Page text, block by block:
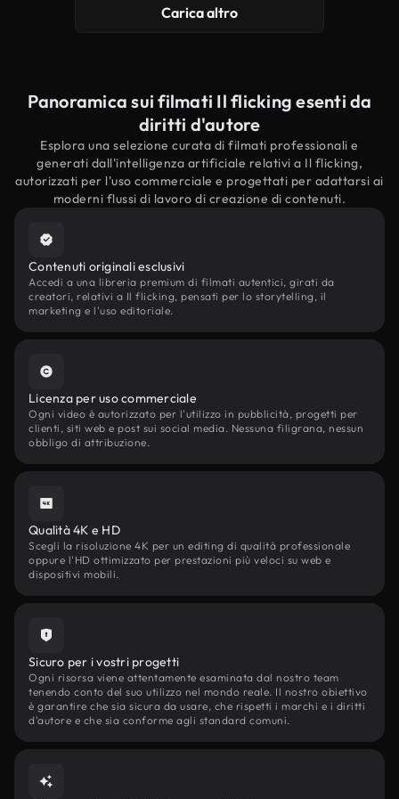
Carica altro
Panoramica sui filmati Il flicking esenti da
diritti d'autore
Esplora una selezione curata di filmati professionali e
generati dall'intelligenza artificiale relativi a Il flicking,
autorizzati per l'uso commerciale e progettati per adattarsi ai
moderni flussi di lavoro di creazione di contenuti.
Contenuti originali esclusivi
Accedi a una libreria premium di filmati autentici, girati da
creatori, relativi a Il flicking, pensati per lo storytelling, il
marketing e l'uso editoriale.
Licenza per uso commerciale
Ogni video è autorizzato per l'utilizzo in pubblicità, progetti per
clienti, siti web e post sui social media. Nessuna filigrana, nessun
obbligo di attribuzione.
Qualità 4K e HD
Scegli la risoluzione 4K per un editing di qualità professionale
oppure l'HD ottimizzato per prestazioni più veloci su web e
dispositivi mobili.
Sicuro per i vostri progetti
Ogni risorsa viene attentamente esaminata dal nostro team
tenendo conto del suo utilizzo nel mondo reale. Il nostro obiettivo
è garantire che sia sicura da usare, che rispetti i marchi e i diritti
d'autore e che sia conforme agli standard comuni.